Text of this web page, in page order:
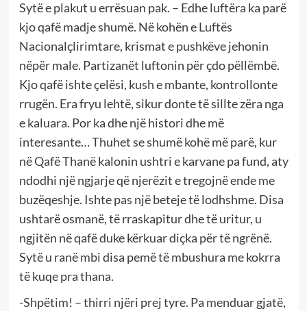
Sytë e plakut u errësuan pak. – Edhe luftëra ka parë
kjo qafë madje shumë. Në kohën e Luftës
Nacionalçlirimtare, krismat e pushkëve jehonin
nëpër male. Partizanët luftonin për çdo pëllëmbë.
Kjo qafë ishte çelësi, kush e mbante, kontrollonte
rrugën. Era fryu lehtë, sikur donte të sillte zëra nga
e kaluara. Por ka dhe një histori dhe më
interesante… Thuhet se shumë kohë më parë, kur
në Qafë Thanë kalonin ushtri e karvane pa fund, aty
ndodhi një ngjarje që njerëzit e tregojnë ende me
buzëqeshje. Ishte pas një beteje të lodhshme. Disa
ushtarë osmanë, të rraskapitur dhe të uritur, u
ngjitën në qafë duke kërkuar diçka për të ngrënë.
Sytë u ranë mbi disa pemë të mbushura me kokrra
të kuqe pra thana.
-Shpëtim! – thirri njëri prej tyre. Pa menduar gjatë,